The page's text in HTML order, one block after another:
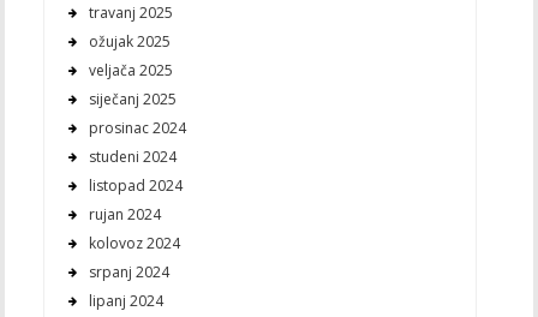
travanj 2025
ožujak 2025
veljača 2025
siječanj 2025
prosinac 2024
studeni 2024
listopad 2024
rujan 2024
kolovoz 2024
srpanj 2024
lipanj 2024